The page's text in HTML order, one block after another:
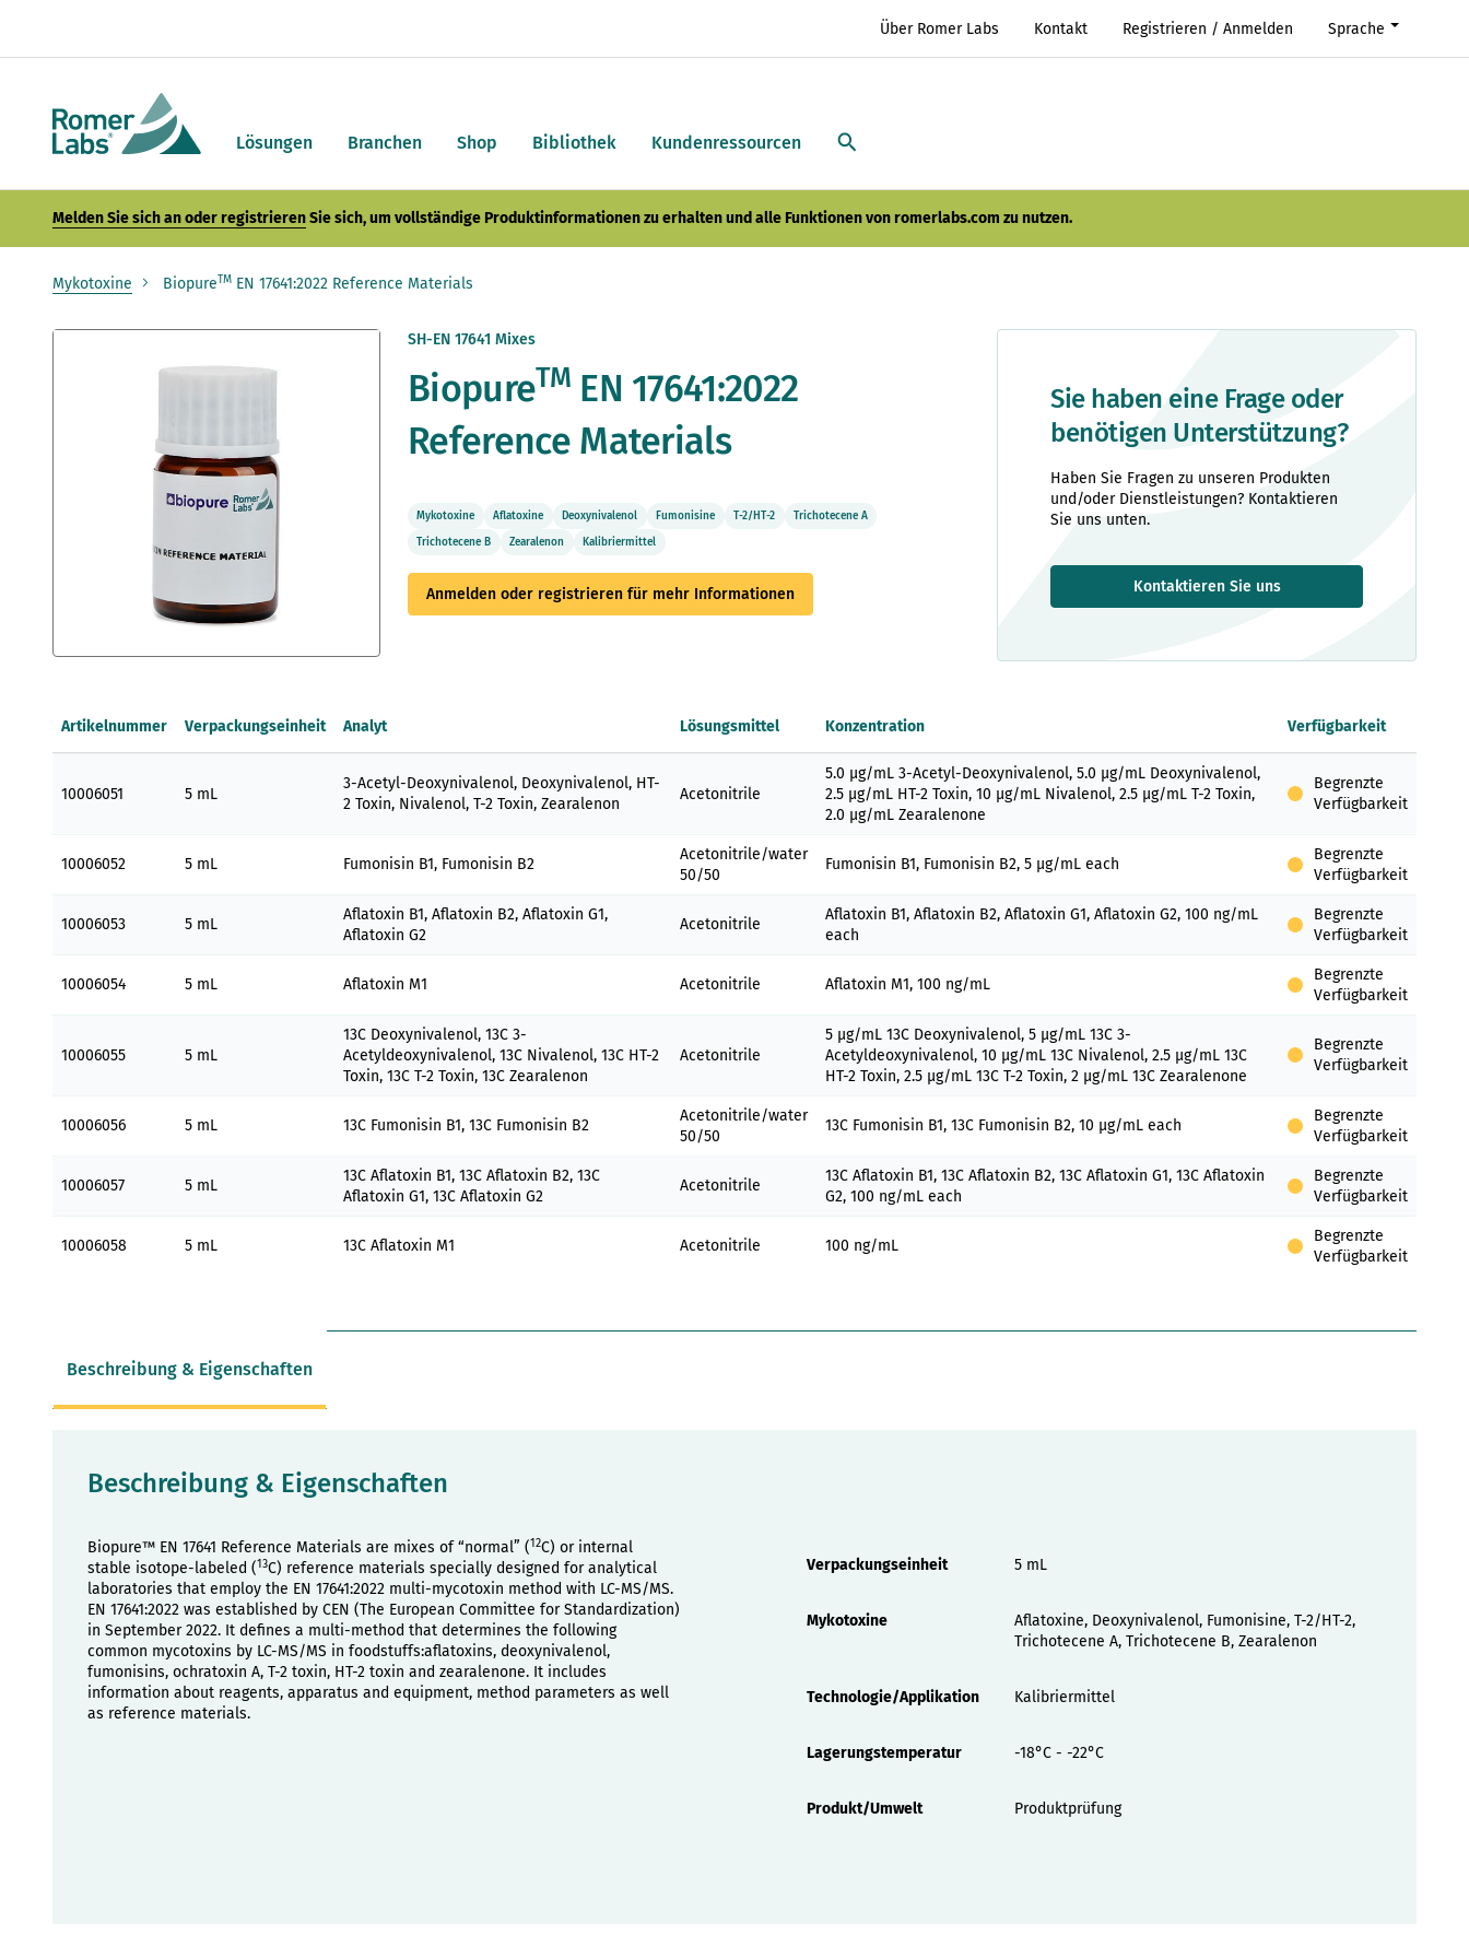
Lösungen Branchen Shop Bibliothek Kundenressourcen
Über Romer Labs Kontakt Registrieren / Anmelden Sprache
Melden Sie sich an oder registrierenSie sich, um vollständige Produktinformationen zu erhalten und alle Funktionen von romerlabs.com zu nutzen.
Mykotoxine BiopureTM EN 17641:2022 Reference Materials
Zum
Bildergalerie
springen
SH-EN 17641 Mixes
BiopureTMEN 17641:2022
Reference Materials
Mykotoxine Aflatoxine Deoxynivalenol Fumonisine T-2/HT-2
Trichotecene A
Trichotecene B
Zearalenon Kalibriermittel
Anmelden oder registrieren für mehr Informationen
Sie haben eine Frage oder
benötigen Unterstützung?
Haben Sie Fragen zu unseren Produkten
und/oder Dienstleistungen? Kontaktieren
Sie uns unten.
Kontaktieren Sie uns
Artikelnummer Verpackungseinheit Analyt Lösungsmittel Konzentration Verfügbarkeit
10006051 5 mL
3-Acetyl-Deoxynivalenol, Deoxynivalenol, HT-
2 Toxin, Nivalenol, T-2 Toxin, Zearalenon
Acetonitrile
5.0 µg/mL 3-Acetyl-Deoxynivalenol, 5.0 µg/mL Deoxynivalenol,
2.5 µg/mL HT-2 Toxin, 10 µg/mL Nivalenol, 2.5 µg/mL T-2 Toxin,
2.0 µg/mL Zearalenone
Begrenzte
Verfügbarkeit
10006052 5 mL Fumonisin B1, Fumonisin B2
Acetonitrile/water
50/50
Fumonisin B1, Fumonisin B2, 5 µg/mL each
Begrenzte
Verfügbarkeit
10006053 5 mL
Aflatoxin B1, Aflatoxin B2, Aflatoxin G1,
Aflatoxin G2
Acetonitrile
Aflatoxin B1, Aflatoxin B2, Aflatoxin G1, Aflatoxin G2, 100 ng/mL
each
Begrenzte
Verfügbarkeit
10006054 5 mL Aflatoxin M1 Acetonitrile Aflatoxin M1, 100 ng/mL
Begrenzte
Verfügbarkeit
10006055 5 mL
13C Deoxynivalenol, 13C 3-
Acetyldeoxynivalenol, 13C Nivalenol, 13C HT-2
Toxin, 13C T-2 Toxin, 13C Zearalenon
Acetonitrile
5 µg/mL 13C Deoxynivalenol, 5 µg/mL 13C 3-
Acetyldeoxynivalenol, 10 µg/mL 13C Nivalenol, 2.5 µg/mL 13C
HT-2 Toxin, 2.5 µg/mL 13C T-2 Toxin, 2 µg/mL 13C Zearalenone
Begrenzte
Verfügbarkeit
10006056 5 mL 13C Fumonisin B1, 13C Fumonisin B2
Acetonitrile/water
50/50
13C Fumonisin B1, 13C Fumonisin B2, 10 µg/mL each
Begrenzte
Verfügbarkeit
10006057 5 mL
13C Aflatoxin B1, 13C Aflatoxin B2, 13C
Aflatoxin G1, 13C Aflatoxin G2
Acetonitrile
13C Aflatoxin B1, 13C Aflatoxin B2, 13C Aflatoxin G1, 13C Aflatoxin
G2, 100 ng/mL each
Begrenzte
Verfügbarkeit
10006058 5 mL 13C Aflatoxin M1 Acetonitrile 100 ng/mL
Begrenzte
Verfügbarkeit
Beschreibung & Eigenschaften
Beschreibung & Eigenschaften
Biopure™ EN 17641 Reference Materials are mixes of “normal” (12C) or internal
stable isotope-labeled (13C) reference materials specially designed for analytical
laboratories that employ the EN 17641:2022 multi-mycotoxin method with LC-MS/MS.
EN 17641:2022 was established by CEN (The European Committee for Standardization)
in September 2022. It defines a multi-method that determines the following
common mycotoxins by LC-MS/MS in foodstuffs:aflatoxins, deoxynivalenol,
fumonisins, ochratoxin A, T-2 toxin, HT-2 toxin and zearalenone. It includes
information about reagents, apparatus and equipment, method parameters as well
as reference materials.
Verpackungseinheit
5 mL
Mykotoxine
Aflatoxine, Deoxynivalenol, Fumonisine, T-2/HT-2,
Trichotecene A, Trichotecene B, Zearalenon
Technologie/Applikation Kalibriermittel
Lagerungstemperatur -18°C - -22°C
Produkt/Umwelt Produktprüfung